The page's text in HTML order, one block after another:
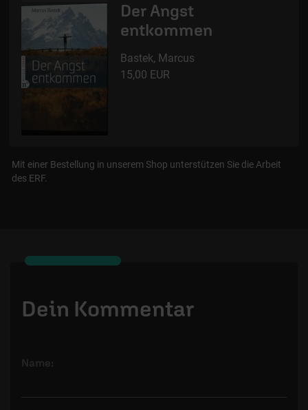
Der Angst
entkommen
Bastek, Marcus
15,00 EUR
Mit einer Bestellung in unserem Shop unterstützen Sie die Arbeit
des ERF.
Dein Kommentar
Name: